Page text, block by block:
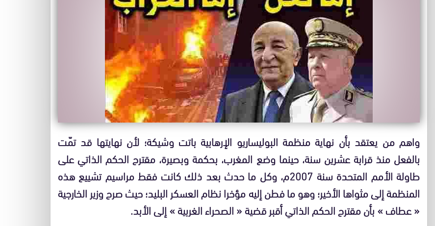
واهم من يعتقد بأن نهاية منظمة البوليساريو الإرهابية باتت وشيكة؛ لأن نهايتها قد تمّت
بالفعل منذ قرابة عشرين سنة، حينما وضع المغرب، بحكمة وبصيرة، مقترح الحكم الذاتي على
طاولة الأمم المتحدة سنة 2007م، وكل ما حدث بعد ذلك كانت فقط مراسيم تشييع هذه
المنظمة إلى مثواها الأخير؛ وهو ما فطن إليه مؤخرا نظام العسكر البليد؛ حيث صرح وزير الخارجية
« عطاف » بأن مقترح الحكم الذاتي أقبر قضية « الصحراء الغربية » إلى الأبد.